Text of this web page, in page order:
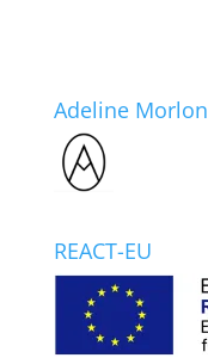
Adeline Morlon
REACT-EU